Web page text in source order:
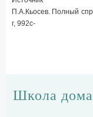
П.А.Кьосев. Полный
г, 992c-
Школа